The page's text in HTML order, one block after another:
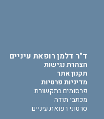
ד"ר דלמן רופאת עיניים
הצהרת נגישות
תקנון אתר
מדיניות פרטיות
פרסומים בתקשורת
מכתבי תודה
סרטוני רפואת עיניים